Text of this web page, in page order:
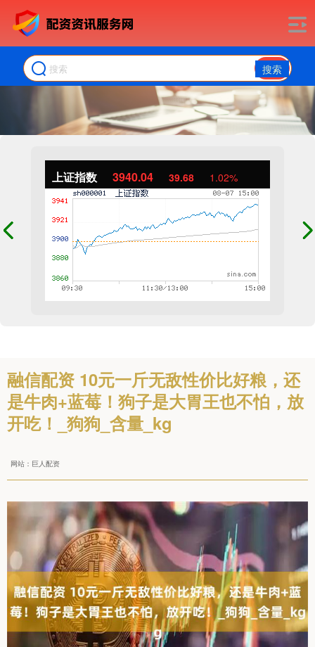
搜索
上证指数 3940.04 39.68 1.02%
融信配资 10元一斤无敌性价比好粮，还
是牛肉+蓝莓！狗子是大胃王也不怕，放
开吃！_狗狗_含量_kg
网站：巨人配资